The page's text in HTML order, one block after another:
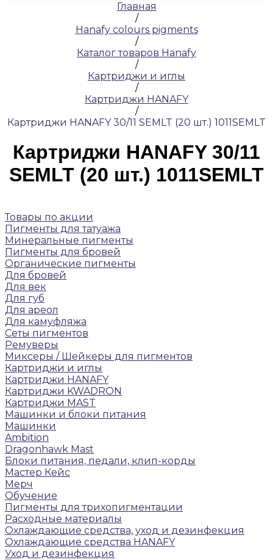
Главная
/
Hanafy colours pigments
/
Каталог товаров Hanafy
/
Картриджи и иглы
/
Картриджи HANAFY
/
Картриджи HANAFY 30/11 SEMLT (20 шт.) 1011SEMLT
Картриджи HANAFY 30/11
SEMLT (20 шт.) 1011SEMLT
Товары по акции
Пигменты для татуажа
Минеральные пигменты
Пигменты для бровей
Органические пигменты
Для бровей
Для век
Для губ
Для ареол
Для камуфляжа
Сеты пигментов
Ремуверы
Микcеры / Шейкеры для пигментов
Картриджи и иглы
Картриджи HANAFY
Картриджи KWADRON
Картриджи MAST
Машинки и блоки питания
Машинки
Ambition
Dragonhawk Mast
Блоки питания, педали, клип-корды
Мастер Кейс
Мерч
Обучение
Пигменты для трихопигментации
Расходные материалы
Охлаждающие средства, уход и дезинфекция
Охлаждающие средства HANAFY
Уход и дезинфекция